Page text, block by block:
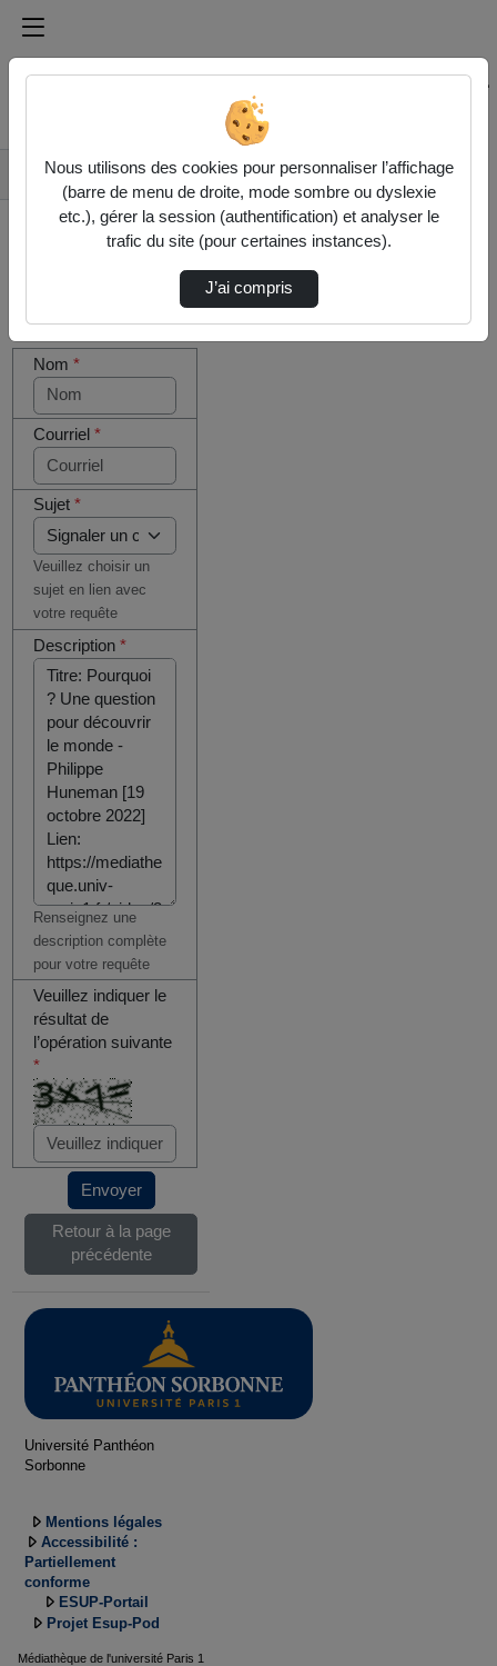
Médiathèque de l'université Paris
Rechercher un média sur Médiathèque de l'université
Accueil
Contactez nous
Votre message
Nom*
Courriel*
Sujet*
Veuillez choisir un
sujet en lien avec
votre requête
Description*
Renseignez une
description complète
pour votre requête
Veuillez indiquer le
résultat de
l’opération suivante
*
cette case
si vous
êtes un
humain en
métal
(obligatoire)
Envoyer
Retour à la page
précédente
Université Panthéon
Sorbonne
Mentions légales
Accessibilité :
Partiellement
conforme
ESUP-Portail
Projet Esup-Pod
Médiathèque de l'université Paris 1
Nous utilisons des cookies pour personnaliser l’affichage
(barre de menu de droite, mode sombre ou dyslexie
etc.), gérer la session (authentification) et analyser le
trafic du site (pour certaines instances).
J’ai compris